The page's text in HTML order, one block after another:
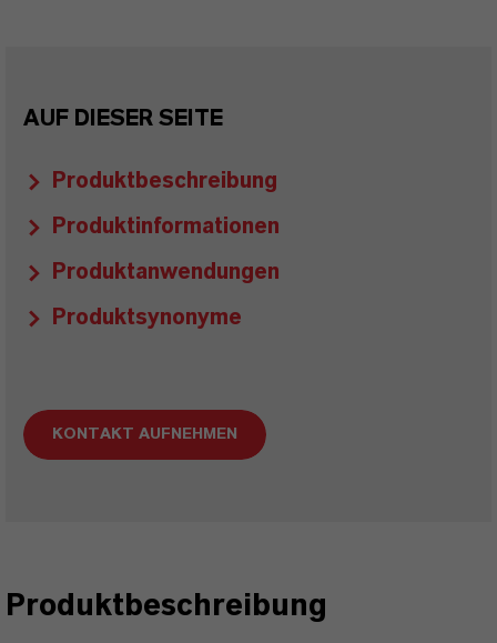
AUF DIESER SEITE
Produktbeschreibung
Produktinformationen
Produktanwendungen
Produktsynonyme
KONTAKT AUFNEHMEN
Produktbeschreibung